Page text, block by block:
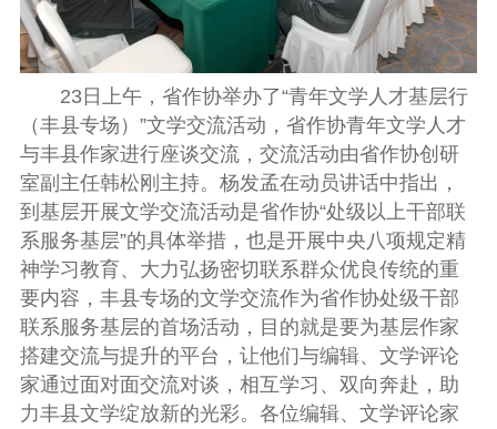
23日上午，省作协举办了“青年文学人才基层行
（丰县专场）”文学交流活动，省作协青年文学人才
与丰县作家进行座谈交流， 交流活动由省作协创研
室副主任韩松刚主持。杨发孟在动员讲话中指出，
到基层开展文学交流活动是省作协“处级以上干部联
系服务基层”的具体举措，也是开展中央八项规定精
神学习教育、大力弘扬密切联系群众优良传统的重
要内容，丰县专场的文学交流作为省作协处级干部
联系服务基层的首场活动，目的就是要为基层作家
搭建交流与提升的平台，让他们与编辑、文学评论
家通过面对面交流对谈，相互学习、双向奔赴，助
力丰县文学绽放新的光彩。各位编辑、文学评论家